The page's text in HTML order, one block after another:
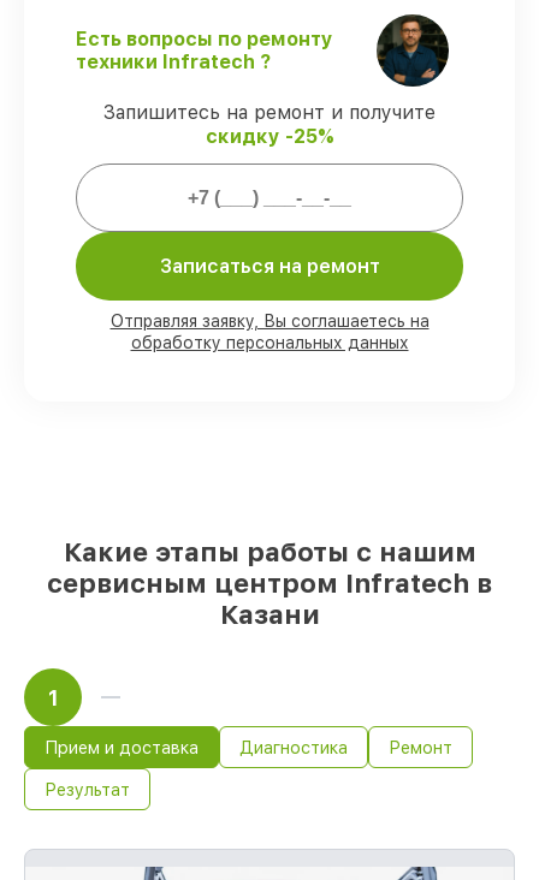
оптического прицела Infratech IT-404DK
строго по договоренности.
Официальная гарантия
– все
ремонтные услуги и комплектующие
защищены сервисной гарантией.
Мы гарантируем:
работ выполняем в присутствии
клиента
90%
запчастей Infratech имеются на
складе в Казани, остальные доступны
для срочного заказа
Есть вопросы по ремонту
техники Infratech ?
Запишитесь на ремонт и получите
скидку -25%
Записаться на ремонт
Отправляя заявку, Вы соглашаетесь на
обработку персональных данных
Какие этапы работы с нашим
сервисным центром Infratech в
Казани
1
Прием и доставка Диагностика Ремонт
Результат